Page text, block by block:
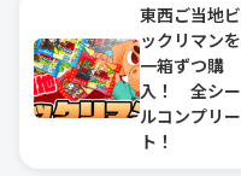
東西ご当地ビ
ックリマンを
一箱ずつ購
入！ 全シー
ルコンプリー
ト！